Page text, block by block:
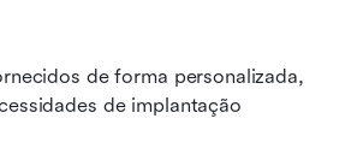
de forma personalizada,
de implantação